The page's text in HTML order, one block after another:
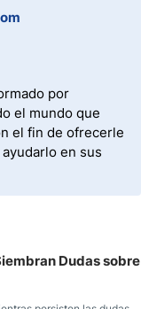
por
el mundo que
el fin de ofrecerle
en sus
Dudas sobre